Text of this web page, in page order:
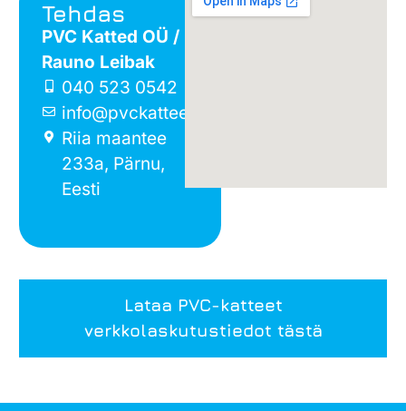
Tehdas
PVC Katted OÜ /
Rauno Leibak
040 523 0542
info@pvckatteet.fi
Riia maantee
233a, Pärnu,
Eesti
Lataa PVC-katteet
verkkolaskutustiedot tästä